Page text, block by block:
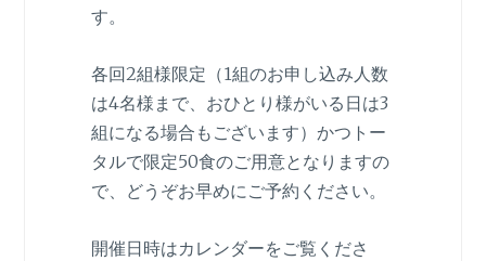
す。
各回2組様限定（1組のお申し込み人数
は4名様まで、おひとり様がいる日は3
組になる場合もございます）かつトー
タルで限定50食のご用意となりますの
で、どうぞお早めにご予約ください。
開催日時はカレンダーをご覧くださ